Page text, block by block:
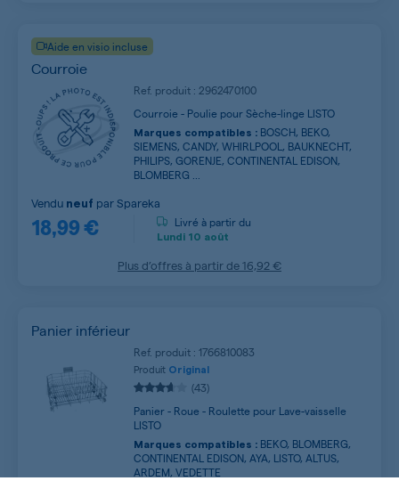
Aide en visio incluse
Courroie
Ref. produit : 2962470100
Courroie - Poulie pour Sèche-linge LISTO
Marques compatibles : BOSCH, BEKO,
SIEMENS, CANDY, WHIRLPOOL, BAUKNECHT,
PHILIPS, GORENJE, CONTINENTAL EDISON,
BLOMBERG ...
18,99 €
Vendu neuf parSpareka
Livré à partir du
Lundi 10 août
Plus d’offres à partir de16,92 €
Panier inférieur
Ref. produit : 1766810083
Produit Original
(43)
Panier - Roue - Roulette pour Lave-vaisselle
LISTO
Marques compatibles : BEKO, BLOMBERG,
CONTINENTAL EDISON, AYA, LISTO, ALTUS,
ARDEM, VEDETTE